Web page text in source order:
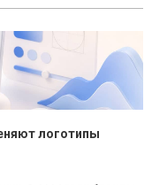
логотипы